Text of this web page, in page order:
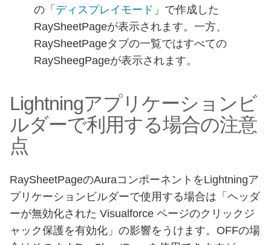
の「 ディスプレイモード 」で作成した
RaySheetPageが表示されます。一方、
RaySheetPageタブの一覧ではすべての
RaySheegPageが表示されます。
Lightningアプリケーションビ
ルダーで利用する場合の注意
点
RaySheetPageのAuraコンポーネントをLightningア
プリケーションビルダーで使用する場合は「ヘッダ
ーが無効化された Visualforce ページのクリックジ
ャック保護を有効化」の影響をうけます。OFFの場